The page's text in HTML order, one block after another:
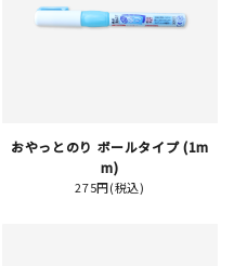
おやっとのり ボールタイプ (1m
m)
275円(税込)